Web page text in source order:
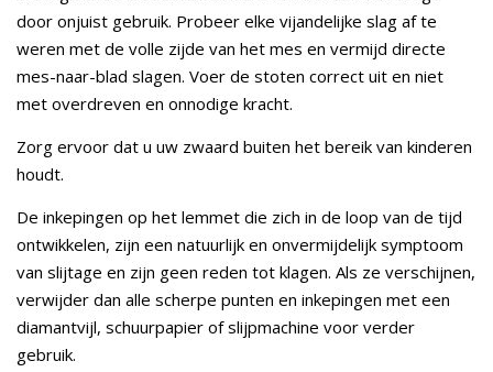
door onjuist gebruik. Probeer elke vijandelijke slag af te
weren met de volle zijde van het mes en vermijd directe
mes-naar-blad slagen. Voer de stoten correct uit en niet
met overdreven en onnodige kracht.
Zorg ervoor dat u uw zwaard buiten het bereik van kinderen
houdt.
De inkepingen op het lemmet die zich in de loop van de tijd
ontwikkelen, zijn een natuurlijk en onvermijdelijk symptoom
van slijtage en zijn geen reden tot klagen. Als ze verschijnen,
verwijder dan alle scherpe punten en inkepingen met een
diamantvijl, schuurpapier of slijpmachine voor verder
gebruik.